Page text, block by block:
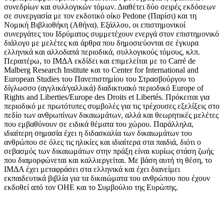
συνεδρίων και συλλογικών τόμων. Διαθέτει δύο σειρές εκδόσεων
σε συνεργασία με τον εκδοτικό οίκο Pedone (Παρίσι) και τη
Νομική Βιβλιοθήκη (Αθήνα). Εξάλλου, οι επιστημονικοί
συνεργάτες του Ιδρύματος συμμετέχουν ενεργά στον επιστημονικό
διάλογο με μελέτες και άρθρα που δημοσιεύονται σε έγκυρα
ελληνικά και αλλοδαπά περιοδικά, συλλογικούς τόμους, κλπ.
Περαιτέρω, το ΙΜΔΑ εκδίδει και επιμελείται με το Carré de
Malberg Research Institute και το Center for International and
European Studies του Πανεπιστημίου του Στρασβούργου το
δίγλωσσο (αγγλικά/γαλλικά) διαδικτυακό περιοδικό Europe of
Rights and Liberties/Europe des Droits et Libertés. Πρόκειται για
περιοδικό με πρωτότυπες συμβολές για τις τρέχουσες εξελίξεις στο
πεδίο των ανθρωπίνων δικαιωμάτων, αλλά και θεωρητικές μελέτες
που εμβαθύνουν σε ειδικά θέματα του χώρου. Παράλληλα,
ιδιαίτερη σημασία έχει η διδασκαλία των δικαιωμάτων του
ανθρώπου σε όλες τις ηλικίες και ιδιαίτερα στα παιδιά, διότι ο
σεβασμός των δικαιωμάτων στην πράξη είναι κυρίως στάση ζωής
που διαμορφώνεται και καλλιεργείται. Με βάση αυτή τη θέση, το
ΙΜΔΑ έχει μεταφράσει στα ελληνικά και έχει διανείμει
εκπαιδευτικά βιβλία για τα δικαιώματα του ανθρώπου που έχουν
εκδοθεί από τον ΟΗΕ και το Συμβούλιο της Ευρώπης.